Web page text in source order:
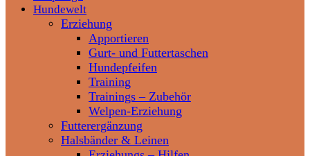
Hundewelt
Erziehung
Apportieren
Gurt- und Futtertaschen
Hundepfeifen
Training
Trainings – Zubehör
Welpen-Erziehung
Futterergänzung
Halsbänder & Leinen